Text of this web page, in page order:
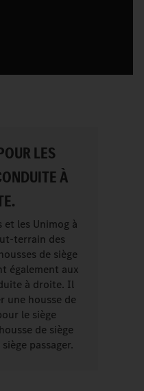
LES
À
les Unimog à
terrain des
de siège
également aux
à droite. Il
une housse de
le siège
de siège
passager.